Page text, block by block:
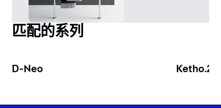
匹配的系列
D-Neo Ketho.2